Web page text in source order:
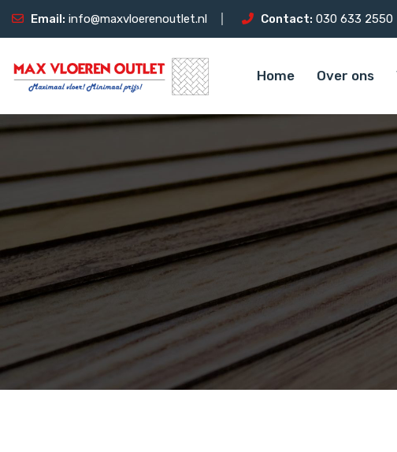
Email: info@maxvloerenoutlet.nl Contact: 030 633 2550
Home Over ons